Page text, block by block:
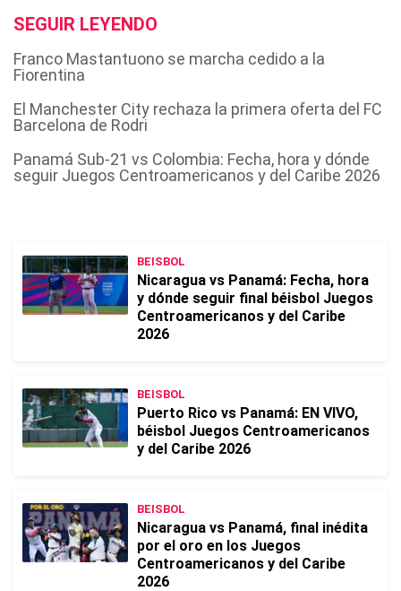
SEGUIR LEYENDO
Franco Mastantuono se marcha cedido a la
Fiorentina
El Manchester City rechaza la primera oferta del FC
Barcelona de Rodri
Panamá Sub-21 vs Colombia: Fecha, hora y dónde
seguir Juegos Centroamericanos y del Caribe 2026
BEISBOL
Nicaragua vs Panamá: Fecha, hora
y dónde seguir final béisbol Juegos
Centroamericanos y del Caribe
2026
BEISBOL
Puerto Rico vs Panamá: EN VIVO,
béisbol Juegos Centroamericanos
y del Caribe 2026
BEISBOL
Nicaragua vs Panamá, final inédita
por el oro en los Juegos
Centroamericanos y del Caribe
2026